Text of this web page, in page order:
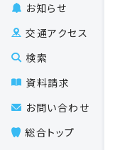
お知らせ
交通アクセス
検索
資料請求
お問い合わせ
総合トップ